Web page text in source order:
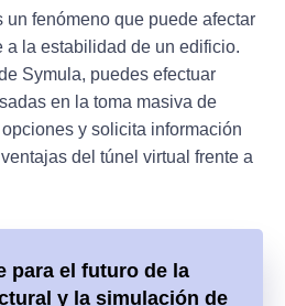
un fenómeno que puede afectar
a la estabilidad de un edificio.
Symula, puedes efectuar
en la toma masiva de
y solicita información
del túnel virtual frente a
para el futuro de la
y la simulación de